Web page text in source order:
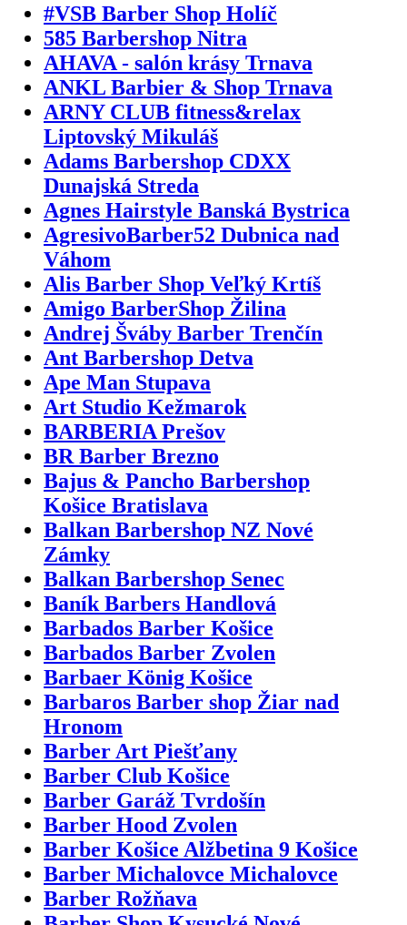
#VSB Barber Shop Holíč
585 Barbershop Nitra
AHAVA - salón krásy Trnava
ANKL Barbier & Shop Trnava
ARNY CLUB fitness&relax
Liptovský Mikuláš
Adams Barbershop CDXX
Dunajská Streda
Agnes Hairstyle Banská Bystrica
AgresivoBarber52 Dubnica nad
Váhom
Alis Barber Shop Veľký Krtíš
Amigo BarberShop Žilina
Andrej Šváby Barber Trenčín
Ant Barbershop Detva
Ape Man Stupava
Art Studio Kežmarok
BARBERIA Prešov
BR Barber Brezno
Bajus & Pancho Barbershop
Košice Bratislava
Balkan Barbershop NZ Nové
Zámky
Balkan Barbershop Senec
Baník Barbers Handlová
Barbados Barber Košice
Barbados Barber Zvolen
Barbaer König Košice
Barbaros Barber shop Žiar nad
Hronom
Barber Art Piešťany
Barber Club Košice
Barber Garáž Tvrdošín
Barber Hood Zvolen
Barber Košice Alžbetina 9 Košice
Barber Michalovce Michalovce
Barber Rožňava